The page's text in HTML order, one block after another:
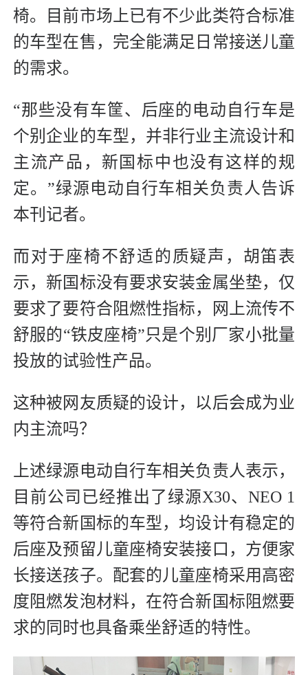
椅。目前市场上已有不少此类符合标准
的车型在售，完全能满足日常接送儿童
的需求。
“那些没有车筐、后座的电动自行车是
个别企业的车型，并非行业主流设计和
主流产品，新国标中也没有这样的规
定。”绿源电动自行车相关负责人告诉
本刊记者。
而对于座椅不舒适的质疑声，胡笛表
示，新国标没有要求安装金属坐垫，仅
要求了要符合阻燃性指标，网上流传不
舒服的“铁皮座椅”只是个别厂家小批量
投放的试验性产品。
这种被网友质疑的设计，以后会成为业
内主流吗？
上述绿源电动自行车相关负责人表示，
目前公司已经推出了绿源X30、NEO 1
等符合新国标的车型，均设计有稳定的
后座及预留儿童座椅安装接口，方便家
长接送孩子。配套的儿童座椅采用高密
度阻燃发泡材料，在符合新国标阻燃要
求的同时也具备乘坐舒适的特性。